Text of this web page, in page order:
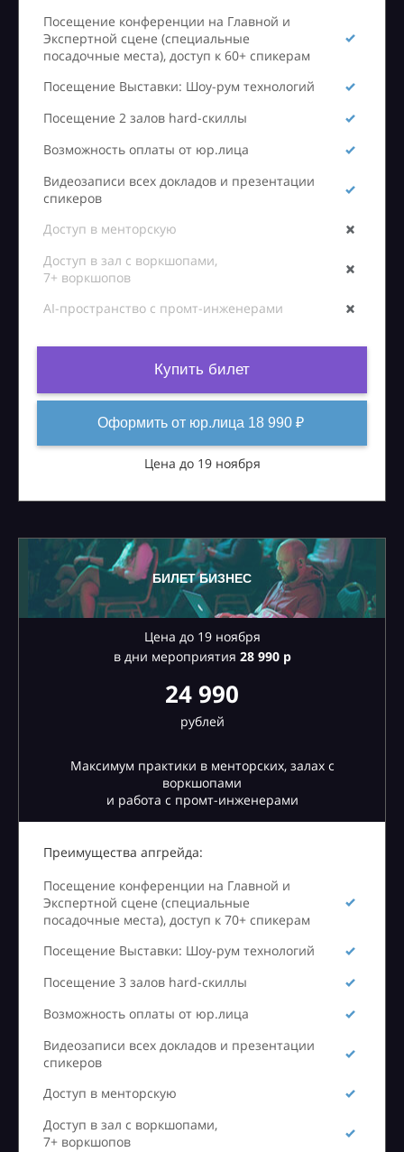
Посещение конференции на Главной и
Экспертной сцене (специальные
посадочные места), доступ к 60+ спикерам
Посещение Выставки: Шоу-рум технологий
Посещение 2 залов hard-скиллы
Возможность оплаты от юр.лица
Видеозаписи всех докладов и презентации
спикеров
Доступ в менторскую
Доступ в зал с воркшопами,
7+ воркшопов
AI-пространство с промт-инженерами
Купить билет
Оформить от юр.лица 18 990 ₽
Цена до 19 ноября
БИЛЕТ БИЗНЕС
Цена до 19 ноября
в дни мероприятия 28990 р
24 990
рублей
Максимум практики в менторских, залах с
воркшопами
и работа с промт-инженерами
Преимущества апгрейда:
Посещение конференции на Главной и
Экспертной сцене (специальные
посадочные места), доступ к 70+ спикерам
Посещение Выставки: Шоу-рум технологий
Посещение 3 залов hard-скиллы
Возможность оплаты от юр.лица
Видеозаписи всех докладов и презентации
спикеров
Доступ в менторскую
Доступ в зал с воркшопами,
7+ воркшопов